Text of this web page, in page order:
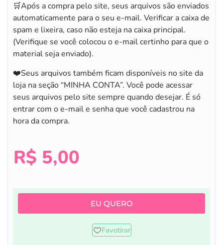
🛒Após a compra pelo site, seus arquivos são enviados
automaticamente para o seu e-mail. Verificar a caixa de
spam e lixeira, caso não esteja na caixa principal.
(Verifique se você colocou o e-mail certinho para que o
material seja enviado).
❤️Seus arquivos também ficam disponíveis no site da
loja na seção “MINHA CONTA”. Você pode acessar
seus arquivos pelo site sempre quando desejar. É só
entrar com o e-mail e senha que você cadastrou na
hora da compra.
R$ 5,00
EU QUERO
Favotirar